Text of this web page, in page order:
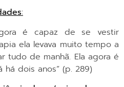
:
é capaz de se vestir
ela levava muito tempo a
tudo de manhã. Ela agora é
dois anos” (p. 289)